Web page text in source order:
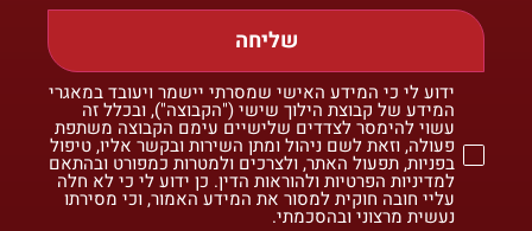
שליחה
ידוע לי כי המידע האישי שמסרתי יישמר ויעובד במאגרי
המידע של קבוצת הילוך שישי ("הקבוצה"), ובכלל זה
עשוי להימסר לצדדים שלישיים עימם הקבוצה משתפת
פעולה, וזאת לשם ניהול ומתן השירות ובקשר אליו, טיפול
בפניות, תפעול האתר, ולצרכים ולמטרות כמפורט ובהתאם
למדיניות הפרטיות ולהוראות הדין. כן ידוע לי כי לא חלה
עליי חובה חוקית למסור את המידע האמור, וכי מסירתו
נעשית מרצוני ובהסכמתי.